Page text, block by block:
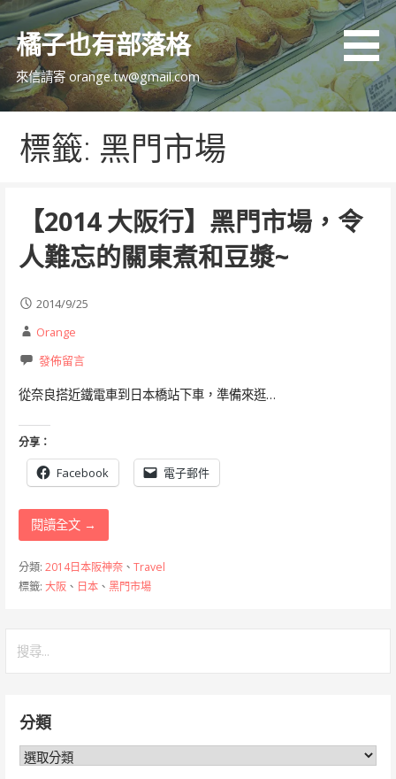
跳
主
內
橘子也有部落格
來信請寄 orange.tw@gmail.com
標籤: 黑門市場
【2014 大阪行】黑門市場，令
人難忘的關東煮和豆漿~
2014/9/25
Orange
發佈留言
從奈良搭近鐵電車到日本橋站下車，準備來逛…
分享：
Facebook 電子郵件
閱讀全文 →
分類: 2014日本阪神奈、 Travel
標籤: 大阪、 日本、 黑門市場
字:分類
分